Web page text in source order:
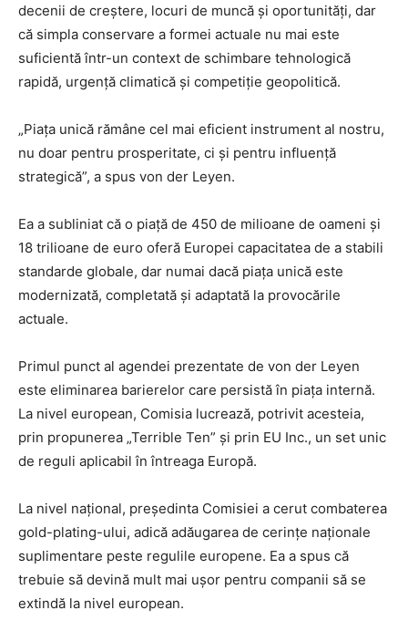
decenii de creștere, locuri de muncă și oportunități, dar
că simpla conservare a formei actuale nu mai este
suficientă într-un context de schimbare tehnologică
rapidă, urgență climatică și competiție geopolitică.
„Piața unică rămâne cel mai eficient instrument al nostru,
nu doar pentru prosperitate, ci și pentru influență
strategică”, a spus von der Leyen.
Ea a subliniat că o piață de 450 de milioane de oameni și
18 trilioane de euro oferă Europei capacitatea de a stabili
standarde globale, dar numai dacă piața unică este
modernizată, completată și adaptată la provocările
actuale.
Primul punct al agendei prezentate de von der Leyen
este eliminarea barierelor care persistă în piața internă.
La nivel european, Comisia lucrează, potrivit acesteia,
prin propunerea „Terrible Ten” și prin EU Inc., un set unic
de reguli aplicabil în întreaga Europă.
La nivel național, președinta Comisiei a cerut combaterea
gold-plating-ului, adică adăugarea de cerințe naționale
suplimentare peste regulile europene. Ea a spus că
trebuie să devină mult mai ușor pentru companii să se
extindă la nivel european.